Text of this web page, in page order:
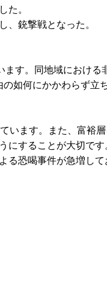
た。
、銃撃戦となった。
す。同地域における
如何にかかわらず立
います。また、富裕
にすることが大切で
る恐喝事件が急増し